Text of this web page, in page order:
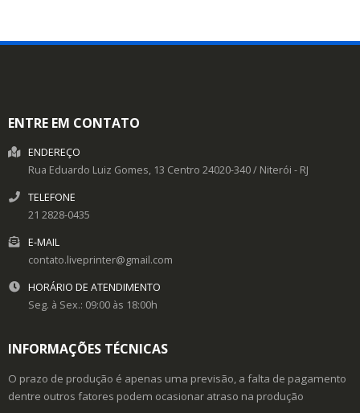
ENTRE EM CONTATO
ENDEREÇO
Rua Eduardo Luiz Gomes, 13 Centro 24020-340/ Niterói - RJ
TELEFONE
21 2828-0435
E-MAIL
contato.liveprinter@gmail.com
HORÁRIO DE ATENDIMENTO
Seg. à Sex.: 09:00 às 18:00h
INFORMAÇÕES TÉCNICAS
O prazo de produção é apenas uma previsão, a falta de pagamento
dentre outros fatores podem ocasionar atraso na produção